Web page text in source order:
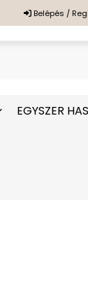
Belépés /
EGYSZER